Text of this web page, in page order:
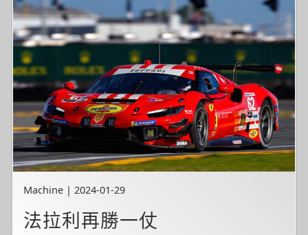
Machine | 2024-01-29
法拉利再勝一仗